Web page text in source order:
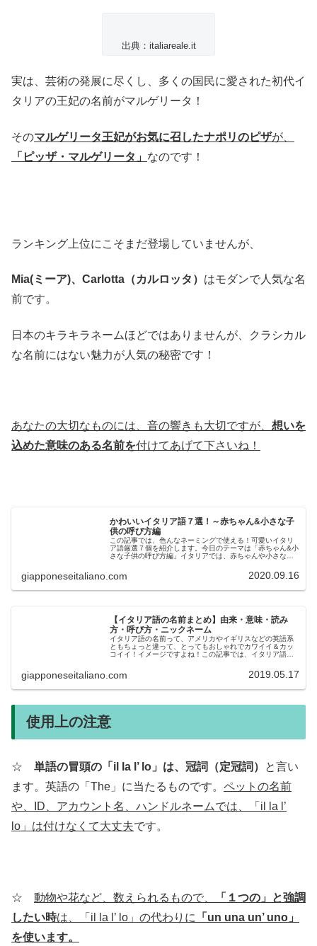
出典：italiareale.it
実は、芸術の発展に尽くし、多くの国民に愛された初代イ
タリアの王妃の名前がマルゲリータ！
そのマルゲリータ王妃がお気に召したナポリのピザが、
「ピッザ・マルゲリータ」 なのです！
ランキング上位にこそまだ登場していませんが、
Mia(ミーア)、 Carlotta（カルロッタ） はモダンで人気な名
前です。
日本のキラキラネームほどではありませんが、クラシカル
な名前にはない魅力が人気の秘密です！
あなたの大切なものには、音の響きも大切ですが、 想いを
込めた意味のある名前を付けてあげて下さいね！
かわいいイタリア語７選！～赤ちゃん&小さな子
供の呼び方編
この記事では、色んなネーミングで使える！可愛いイタリ
ア語厳選７個を紹介します。今日のテーマは「赤ちゃん&小
さな子供の呼び方編」イタリアでは、赤ちゃんや小さな子
giapponeseitaliano.com 2020.09.16
【イタリア語の名前まとめ】由来・意味・読み
方・呼び方・ニックネーム
イタリア語の名前って、アメリカやイギリスなどの英語系
ともちょっと違って、とってもおしゃれでカワイイ＆カッ
コイイ！イメージですよね！この記事では、イタリア語の
giapponeseitaliano.com 2019.05.17
使用上の注意
☆ 単語の冒頭の「il la l’ lo」は、冠詞（定冠詞）
と言い
ます。英語の「The」に当たるものです。 ペットの名前
や、ID、アカウント名、ハンドルネームでは、「il la l’
lo」は付けなくて大丈夫です。
☆ 動物や花など、数えられるもので、
「１つの」と強調
したい時は、「il la l’ lo」の代わりに
「un una un’ uno」
を使います。